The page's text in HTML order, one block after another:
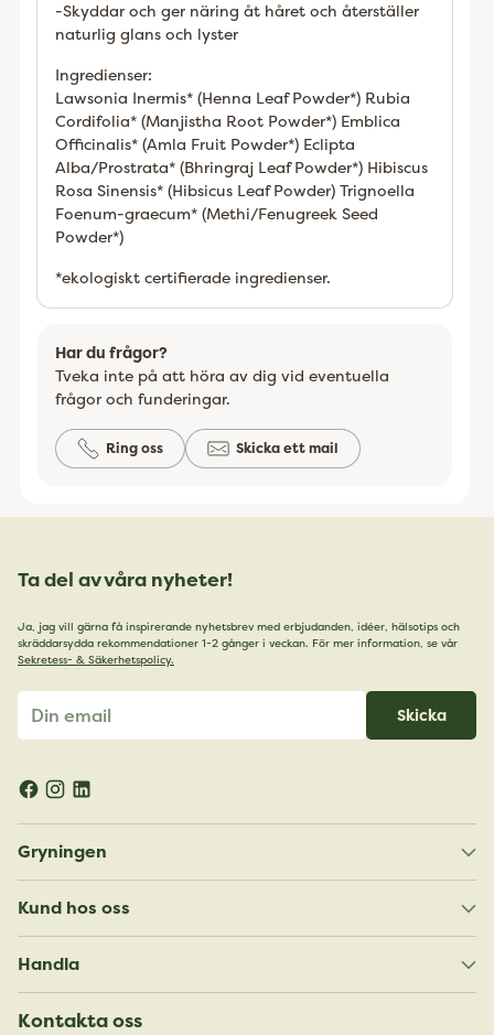
-Skyddar och ger näring åt håret och återställer
naturlig glans och lyster
Ingredienser:
Lawsonia Inermis* (Henna Leaf Powder*) Rubia
Cordifolia* (Manjistha Root Powder*) Emblica
Officinalis* (Amla Fruit Powder*) Eclipta
Alba/Prostrata* (Bhringraj Leaf Powder*) Hibiscus
Rosa Sinensis* (Hibsicus Leaf Powder) Trignoella
Foenum-graecum* (Methi/Fenugreek Seed
Powder*)
*ekologiskt certifierade ingredienser.
Har du frågor?
Tveka inte på att höra av dig vid eventuella
frågor och funderingar.
Ring oss Skicka ett mail
Ta del av våra nyheter!
Ja, jag vill gärna få inspirerande nyhetsbrev med erbjudanden, idéer, hälsotips och
skräddarsydda rekommendationer 1-2 gånger i veckan. För mer information, se vår
Sekretess- & Säkerhetspolicy.
email
Skicka
Gryningen
Kund hos oss
Handla
Kontakta oss